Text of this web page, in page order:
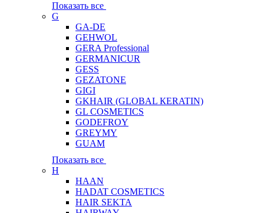
Показать все
G
GA-DE
GEHWOL
GERA Professional
GERMANICUR
GESS
GEZATONE
GIGI
GKHAIR (GLOBAL КЕRATIN)
GL COSMETICS
GODEFROY
GREYMY
GUAM
Показать все
H
HAAN
HADAT COSMETICS
HAIR SEKTA